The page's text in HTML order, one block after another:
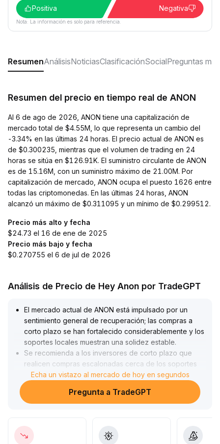
Positiva
Negativa
Nota: La información es solo para referencia.
ResumenAnálisisNoticiasClasificaciónSocialPreguntas
Resumen del precio en tiempo real de ANON
Al 6 de ago de 2026, ANON tiene una capitalización de
mercado total de $4.55M, lo que representa un cambio del
-3.34% en las últimas 24 horas. El precio actual de ANON es
de $0.300235, mientras que el volumen de trading en 24
horas se sitúa en $126.91K. El suministro circulante de ANON
es de 15.16M, con un suministro máximo de 21.00M. Por
capitalización de mercado, ANON ocupa el puesto 1626 entre
todas las criptomonedas. En las últimas 24 horas, ANON
alcanzó un máximo de $0.311095 y un mínimo de $0.299512.
Precio más alto y fecha
$24.73 el 16 de ene de 2025
Precio más bajo y fecha
$0.270755 el 6 de jul de 2026
Análisis de Precio de Hey Anon por TradeGPT
El mercado actual de ANON está impulsado por un
sentimiento general de recuperación; las compras a
corto plazo se han fortalecido considerablemente y los
soportes locales muestran una solidez estable.
Se recomienda a los inversores de corto plazo que
realicen compras escalonadas cerca de los soportes
(por ejemplo, alrededor de $X.
XX), estableciendo el stop-loss por debajo del
extremo inferior de la zona reciente.
XX) acompañada de un volumen significativo; si no hay
una ruptura clara y con aumento de volumen, el
Echa un vistazo al mercado de hoy en segundos
Pregunta a TradeGPT